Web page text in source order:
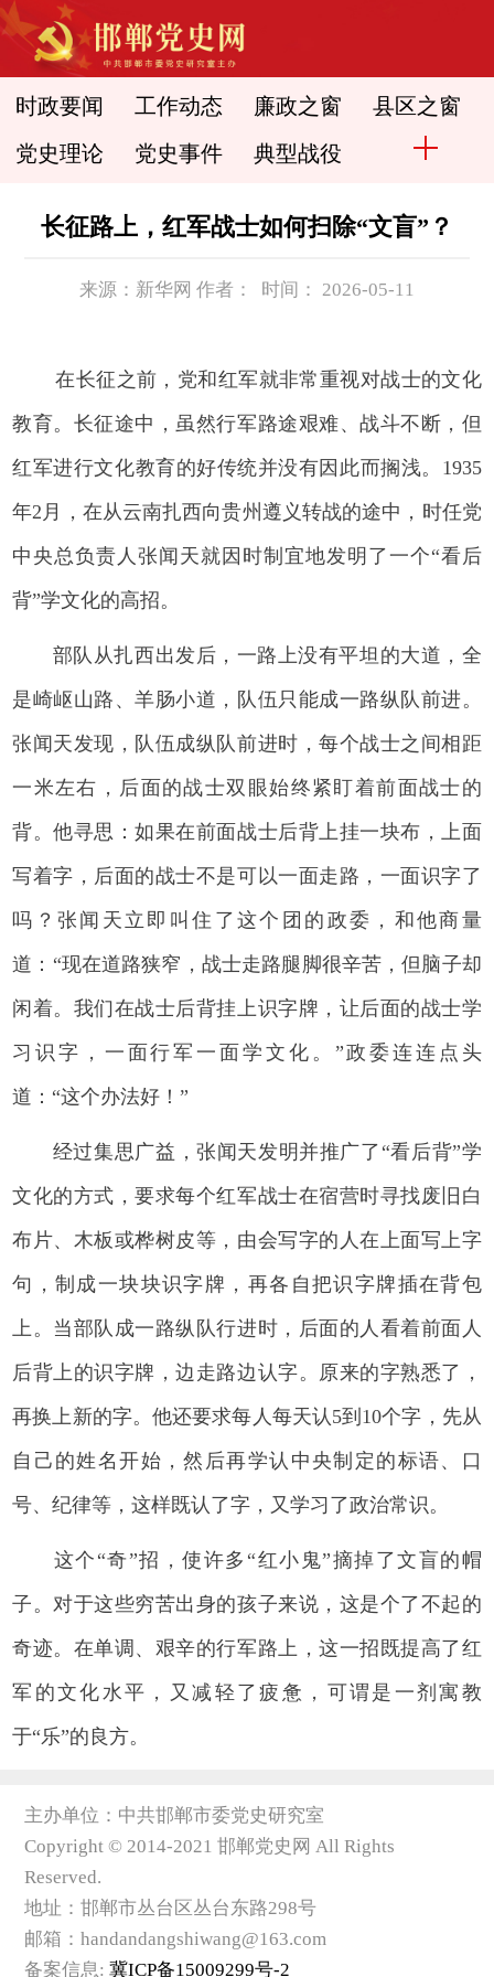
时政要闻 工作动态 廉政之窗 县区之窗
党史理论 党史事件 典型战役
长征路上，红军战士如何扫除“文盲”？
来源：新华网 作者： 时间： 2026-05-11
在长征之前，党和红军就非常重视对战士的文化
教育。长征途中，虽然行军路途艰难、战斗不断，但
红军进行文化教育的好传统并没有因此而搁浅。1935
年2月，在从云南扎西向贵州遵义转战的途中，时任党
中央总负责人张闻天就因时制宜地发明了一个“看后
背”学文化的高招。
部队从扎西出发后，一路上没有平坦的大道，全
是崎岖山路、羊肠小道，队伍只能成一路纵队前进。
张闻天发现，队伍成纵队前进时，每个战士之间相距
一米左右，后面的战士双眼始终紧盯着前面战士的
背。他寻思：如果在前面战士后背上挂一块布，上面
写着字，后面的战士不是可以一面走路，一面识字了
吗？张闻天立即叫住了这个团的政委，和他商量
道：“现在道路狭窄，战士走路腿脚很辛苦，但脑子却
闲着。我们在战士后背挂上识字牌，让后面的战士学
习识字，一面行军一面学文化。”政委连连点头
道：“这个办法好！”
经过集思广益，张闻天发明并推广了“看后背”学
文化的方式，要求每个红军战士在宿营时寻找废旧白
布片、木板或桦树皮等，由会写字的人在上面写上字
句，制成一块块识字牌，再各自把识字牌插在背包
上。当部队成一路纵队行进时，后面的人看着前面人
后背上的识字牌，边走路边认字。原来的字熟悉了，
再换上新的字。他还要求每人每天认5到10个字，先从
自己的姓名开始，然后再学认中央制定的标语、口
号、纪律等，这样既认了字，又学习了政治常识。
这个“奇”招，使许多“红小鬼”摘掉了文盲的帽
子。对于这些穷苦出身的孩子来说，这是个了不起的
奇迹。在单调、艰辛的行军路上，这一招既提高了红
军的文化水平，又减轻了疲惫，可谓是一剂寓教
于“乐”的良方。
主办单位：中共邯郸市委党史研究室
Copyright © 2014-2021 邯郸党史网 All Rights
Reserved.
地址：邯郸市丛台区丛台东路298号
邮箱：handandangshiwang@163.com
备案信息: 冀ICP备15009299号-2